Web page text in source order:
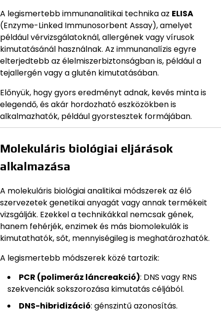
A legismertebb immunanalitikai technika az ELISA
(Enzyme-Linked Immunosorbent Assay), amelyet
például vérvizsgálatoknál, allergének vagy vírusok
kimutatásánál használnak. Az immunanalízis egyre
elterjedtebb az élelmiszerbiztonságban is, például a
tejallergén vagy a glutén kimutatásában.
Előnyük, hogy gyors eredményt adnak, kevés minta is
elegendő, és akár hordozható eszközökben is
alkalmazhatók, például gyorstesztek formájában.
Molekuláris biológiai eljárások
alkalmazása
A molekuláris biológiai analitikai módszerek az élő
szervezetek genetikai anyagát vagy annak termékeit
vizsgálják. Ezekkel a technikákkal nemcsak gének,
hanem fehérjék, enzimek és más biomolekulák is
kimutathatók, sőt, mennyiségileg is meghatározhatók.
A legismertebb módszerek közé tartozik:
PCR (polimeráz láncreakció): DNS vagy RNS
szekvenciák sokszorozása kimutatás céljából.
DNS-hibridizáció: génszintű azonosítás.